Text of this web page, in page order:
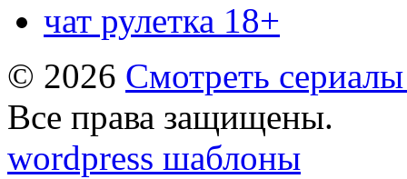
чат рулетка 18+
© 2026 Смотреть
Все права защищены.
wordpress шаблоны